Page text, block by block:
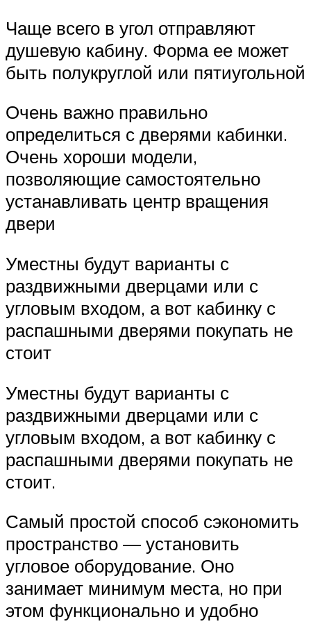
Чаще всего в угол отправляют
душевую кабину. Форма ее может
быть полукруглой или пятиугольной
Очень важно правильно
определиться с дверями кабинки.
Очень хороши модели,
позволяющие самостоятельно
устанавливать центр вращения
двери
Уместны будут варианты с
раздвижными дверцами или с
угловым входом, а вот кабинку с
распашными дверями покупать не
стоит
Уместны будут варианты с
раздвижными дверцами или с
угловым входом, а вот кабинку с
распашными дверями покупать не
стоит.
Самый простой способ сэкономить
пространство — установить
угловое оборудование. Оно
занимает минимум места, но при
этом функционально и удобно